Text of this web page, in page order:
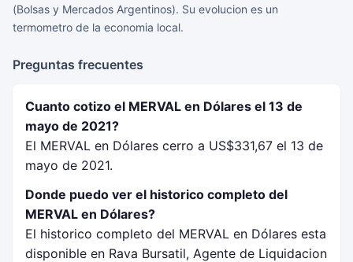
(Bolsas y Mercados Argentinos). Su evolucion es un
termometro de la economia local.
Preguntas frecuentes
Cuanto cotizo el MERVAL en Dólares el 13 de
mayo de 2021?
El MERVAL en Dólares cerro a US$331,67 el 13 de
mayo de 2021.
Donde puedo ver el historico completo del
MERVAL en Dólares?
El historico completo del MERVAL en Dólares esta
disponible en Rava Bursatil, Agente de Liquidacion